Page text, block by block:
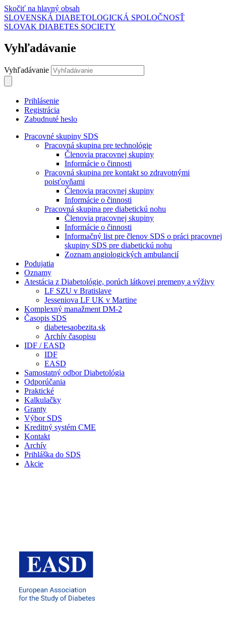
Skočiť na hlavný obsah
SLOVENSKÁ DIABETOLOGICKÁ SPOLOČNOSŤ
SLOVAK DIABETES SOCIETY
Vyhľadávanie
Vyhľadávanie
Prihlásenie
Registrácia
Zabudnuté heslo
Pracovné skupiny SDS
Pracovná skupina pre technológie
Členovia pracovnej skupiny
Informácie o činnosti
Pracovná skupina pre kontakt so zdravotnými
poisťovňami
Členovia pracovnej skupiny
Informácie o činnosti
Pracovná skupina pre diabetickú nohu
Členovia pracovnej skupiny
Informácie o činnosti
Informačný list pre členov SDS o práci pracovnej
skupiny SDS pre diabetickú nohu
Zoznam angiologických ambulancií
Podujatia
Oznamy
Atestácia z Diabetológie, porúch látkovej premeny a výživy
LF SZU v Bratislave
Jesseniova LF UK v Martine
Komplexný manažment DM-2
Časopis SDS
diabetesaobezita.sk
Archív časopisu
IDF / EASD
IDF
EASD
Samostatný odbor Diabetológia
Odporúčania
Praktické
Kalkulačky
Granty
Výbor SDS
Kreditný systém CME
Kontakt
Archív
Prihláška do SDS
Akcie